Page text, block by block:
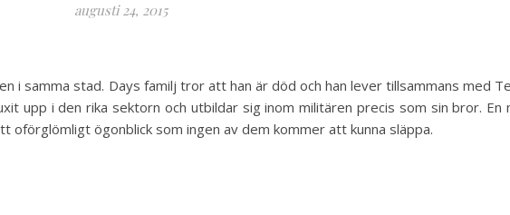
augusti 24, 2015
i samma stad. Days familj tror att han är död och han lever tillsammans med
upp i den rika sektorn och utbildar sig inom militären precis som sin bror. En
ögonblick som ingen av dem kommer att kunna släppa.